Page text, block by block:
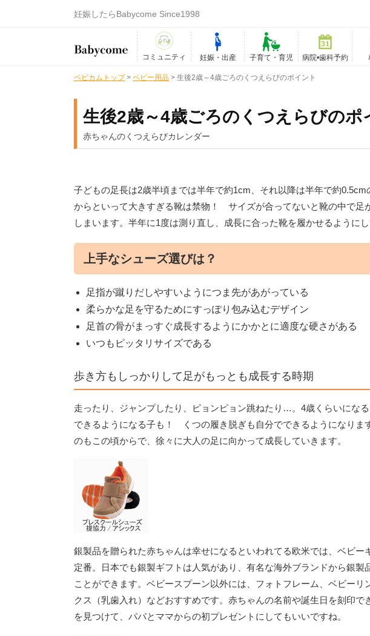
妊娠したらBabycome Since1998
コミュニティ 妊娠・出産 子育て・育児 病院•歯科予約
ベビカムトップ> ベビー用品 > 生後2歳～4歳ごろのくつえらびのポイント
生後2歳～4歳ごろのくつえらびのポ
赤ちゃんのくつえらびカレンダー
子どもの足長は2歳半頃までは半年で約1cm、それ以降は半年で約
からといって大きすぎる靴は禁物！ サイズが合ってないと靴の中で足
しまいます。半年に1度は測り直し、成長に合った靴を履かせるようにし
上手なシューズ選びは？
足指が蹴りだしやすいようにつま先があがっている
柔らかな足を守るためにすっぽり包み込むデザイン
足首の骨がまっすぐ成長するようにかかとに適度な硬さがある
いつもピッタリサイズである
歩き方もしっかりして足がもっとも成長する時期
走ったり、ジャンプしたり、ピョンピョン跳ねたり…。4歳くらいにな
できるようになる子も！ くつの履き脱ぎも自分でできるようになりま
のもこの頃からで、徐々に大人の足に向かって成長していきます。
銀製品を贈られた赤ちゃんは幸せになるといわれてる欧米では、ベビ
定番。日本でも銀製ギフトは人気があり、有名な海外ブランドから銀製
ことができます。ベビースプーン以外には、フォトフレーム、ベビーリ
クス（乳歯入れ）などおすすめです。赤ちゃんの名前や誕生日を刻印で
を見つけて、パパとママからの初プレゼントにしてもいいですね。